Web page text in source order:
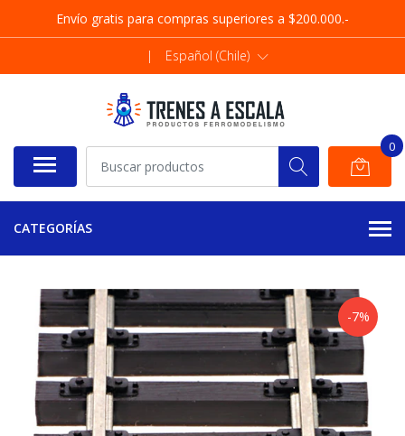
Envío gratis para compras superiores a $200.000.-
| Español (Chile)
0
CATEGORÍAS
-7%